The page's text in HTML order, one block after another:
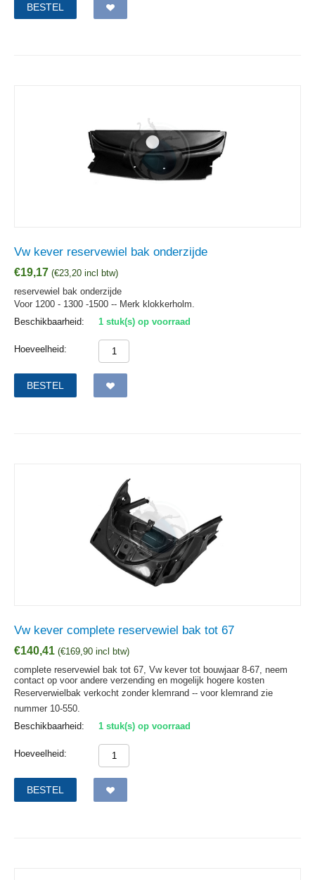
BESTEL
Vw kever reservewiel bak onderzijde
€19,17 (€23,20 incl btw)
reservewiel bak onderzijde
Voor 1200 - 1300 -1500 -- Merk klokkerholm.
Beschikbaarheid:
1 stuk(s) op voorraad
Hoeveelheid:
BESTEL
Vw kever complete reservewiel bak tot 67
€140,41 (€169,90 incl btw)
complete reservewiel bak tot 67, Vw kever tot bouwjaar 8-67, neem
contact op voor andere verzending en mogelijk hogere kosten
Reserverwielbak verkocht zonder klemrand -- voor klemrand zie
nummer 10-550.
Beschikbaarheid:
1 stuk(s) op voorraad
Hoeveelheid:
BESTEL